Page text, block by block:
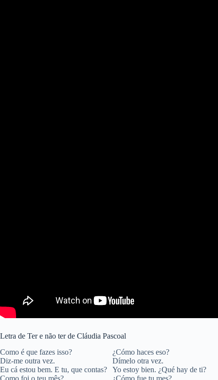
Letra de Ter e não ter de Cláudia Pascoal
Como é que fazes isso?
Diz-me outra vez.
Eu cá estou bem. E tu, que contas?
Como foi o teu mês?
¿Cómo haces eso?
Dímelo otra vez.
Yo estoy bien. ¿Qué hay de ti?
¿Cómo fue tu mes?